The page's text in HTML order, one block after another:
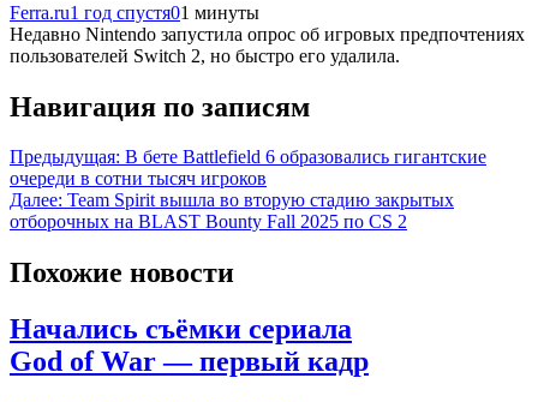
Ferra.ru1 год спустя01 минуты
Недавно Nintendo запустила опрос об игровых предпочтениях
пользователей Switch 2, но быстро его удалила.
Навигация по записям
Предыдущая: В бете Battlefield 6 образовались гигантские
очереди в сотни тысяч игроков
Далее: Team Spirit вышла во вторую стадию закрытых
отборочных на BLAST Bounty Fall 2025 по CS 2
Похожие новости
Начались съёмки сериала
God of War — первый кадр